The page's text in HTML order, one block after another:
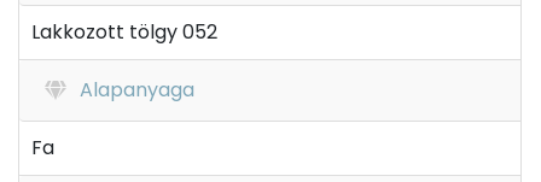
Lakkozott tölgy 052
Alapanyaga
Fa